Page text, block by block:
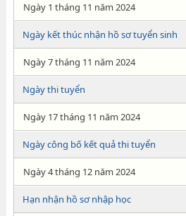
Ngày 1 tháng 11 năm 2024
Ngày kết thúc nhận hồ sơ tuyển sinh
Ngày 7 tháng 11 năm 2024
Ngày thi tuyển
Ngày 17 tháng 11 năm 2024
Ngày công bố kết quả thi tuyển
Ngày 4 tháng 12 năm 2024
Hạn nhận hồ sơ nhập học